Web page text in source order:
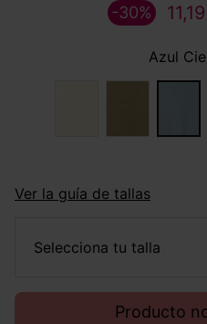
-30%
Azul
Ver la guía de tallas
selecciona tu talla
Producto